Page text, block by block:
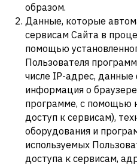
образом.
Данные, которые
сервисам Сайта в
помощью
Пользователя
числе IP-адрес, данные
информация о
программе, с помощью
доступ к сервисам),
оборудования и
используемых
доступа к сервисам,